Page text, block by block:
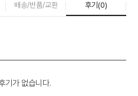
배송/반품/교환 후기(0)
기가 없습니다.